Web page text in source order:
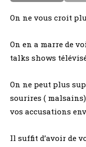
On ne vous croit
On en a marre de
talks shows
On ne peut plus
sourires (
vos accusations
Il suffit d’avoir de